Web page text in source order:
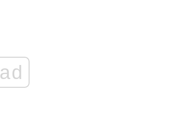
ad